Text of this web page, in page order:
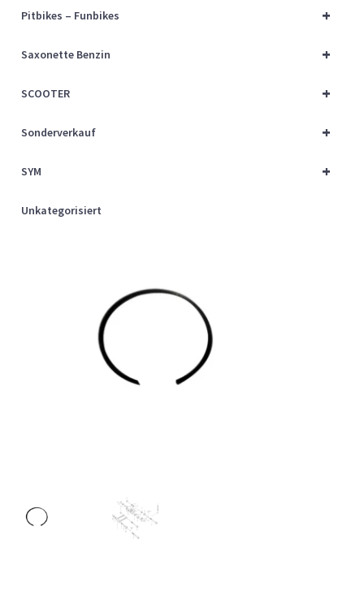
+
Pitbikes – Funbikes
+
Saxonette Benzin
+
SCOOTER
+
Sonderverkauf
+
SYM
Unkategorisiert